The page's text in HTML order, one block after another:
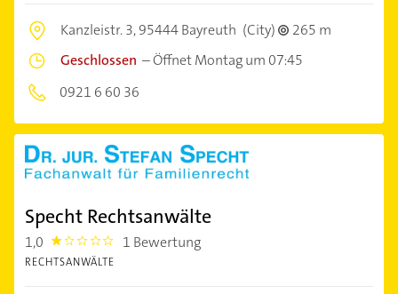
Kanzleistr. 3,95444 Bayreuth (City)
265 m
Geschlossen –Öffnet Montag um 07:45
0921 6 60 36
Specht Rechtsanwälte
1,0 1.0 1 Bewertung
RECHTSANWÄLTE